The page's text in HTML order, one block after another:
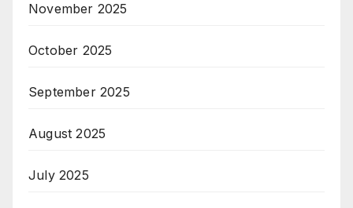
November 2025
October 2025
September 2025
August 2025
July 2025